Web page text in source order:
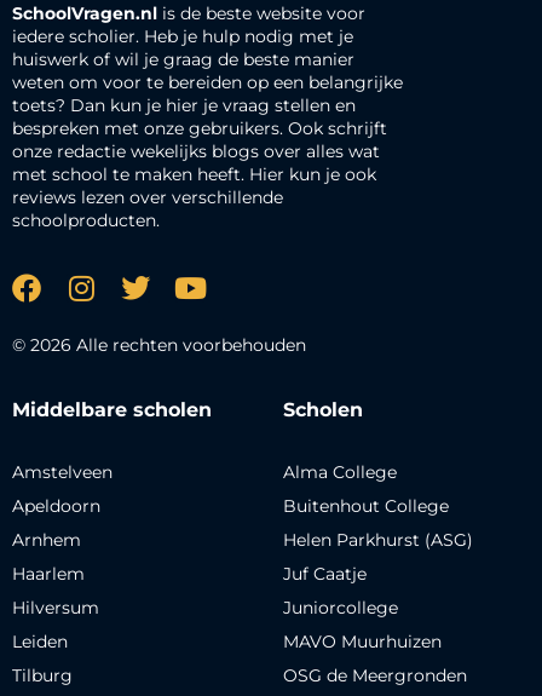
SchoolVragen.nl is de beste website voor
iedere scholier. Heb je hulp nodig met je
huiswerk of wil je graag de beste manier
weten om voor te bereiden op een belangrijke
toets? Dan kun je hier je vraag stellen en
bespreken met onze gebruikers. Ook schrijft
onze redactie wekelijks blogs over alles wat
met school te maken heeft. Hier kun je ook
reviews lezen over verschillende
schoolproducten.
© 2026 Alle rechten voorbehouden
Middelbare scholen
Amstelveen
Apeldoorn
Arnhem
Haarlem
Hilversum
Leiden
Tilburg
Scholen
Alma College
Buitenhout College
Helen Parkhurst (ASG)
Juf Caatje
Juniorcollege
MAVO Muurhuizen
OSG de Meergronden